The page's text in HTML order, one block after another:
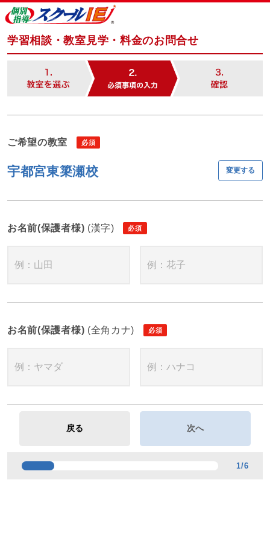
学習相談・教室見学・料金のお問合せ
ご希望の教室
宇都宮東簗瀬校 変更する
お名前(保護者様) (漢字)
お名前(保護者様) (全角カナ)
1/6